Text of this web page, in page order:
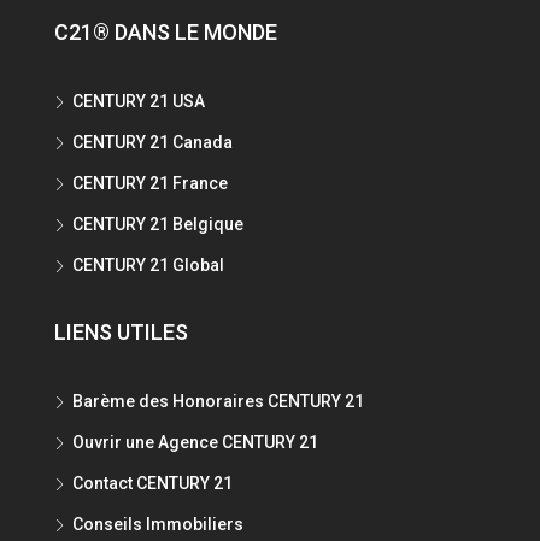
C21® DANS LE MONDE
CENTURY 21 USA
CENTURY 21 Canada
CENTURY 21 France
CENTURY 21 Belgique
CENTURY 21 Global
LIENS UTILES
Barème des Honoraires CENTURY 21
Ouvrir une Agence CENTURY 21
Contact CENTURY 21
Conseils Immobiliers